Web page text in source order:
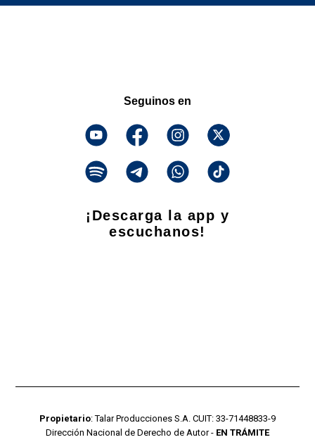
Seguinos en
¡Descarga la app y
escuchanos!
Propietario: Talar Producciones S.A. CUIT: 33-71448833-9
Dirección Nacional de Derecho de Autor - EN TRÁMITE